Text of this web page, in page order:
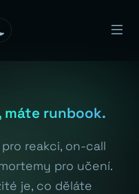
máte runbook.
reakci, on-call
pro učení.
je, co děláte